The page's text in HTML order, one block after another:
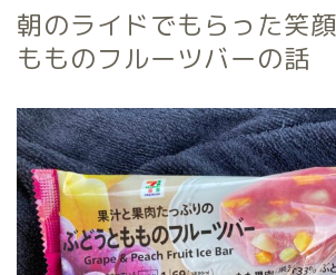
朝のライドでもらった笑
もものフルーツバーの話